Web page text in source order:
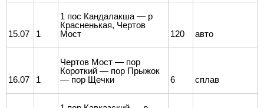
15.07 1
1 пос Кандалакша — р
Красненькая, Чертов
Мост
120 авто
16.07 1
Чертов Мост — пор
Короткий — пор Прыжок
— пор Щечки
6 сплав